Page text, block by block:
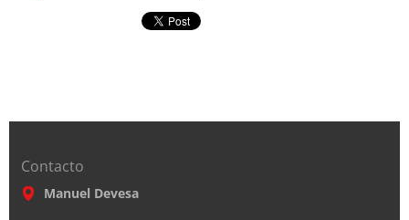
Contacto
Manuel Devesa